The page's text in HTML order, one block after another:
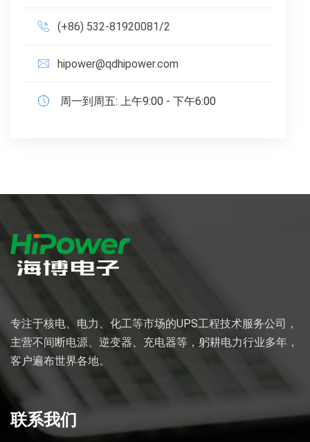
(+86) 532-81920081/2
hipower@qdhipower.com
周一到周五: 上午9:00 - 下午6:00
专注于核电、电力、化工等市场的UPS工程技术服务公司，
主营不间断电源、逆变器、充电器等，躬耕电力行业多年，
客户遍布世界各地。
联系我们